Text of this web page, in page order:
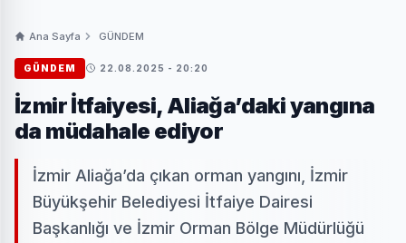
Ana Sayfa GÜNDEM
GÜNDEM 22.08.2025 - 20:20
İzmir İtfaiyesi, Aliağa’daki yangına
da müdahale ediyor
İzmir Aliağa’da çıkan orman yangını, İzmir
Büyükşehir Belediyesi İtfaiye Dairesi
Başkanlığı ve İzmir Orman Bölge Müdürlüğü